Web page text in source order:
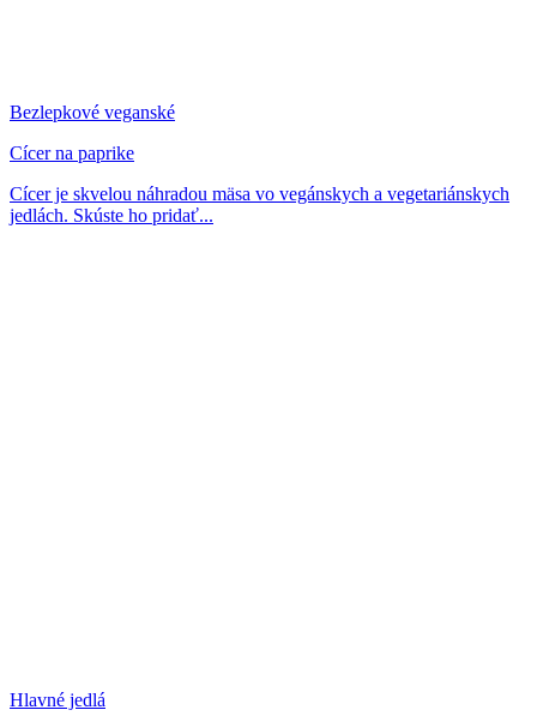
Bezlepkové veganské
Cícer na paprike
Cícer je skvelou náhradou mäsa vo vegánskych a vegetariánskych
jedlách. Skúste ho pridať...
Hlavné jedlá